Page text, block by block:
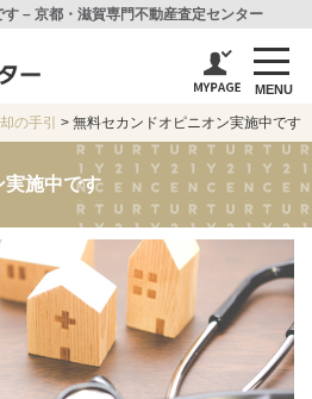
– 京都・滋賀専門不動産査定センター
MENU
の手引 > 無料セカンドオピニオン実施中です
実施中です